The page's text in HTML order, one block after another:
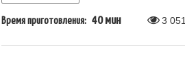
Время приготовления: 40 мин 3 051